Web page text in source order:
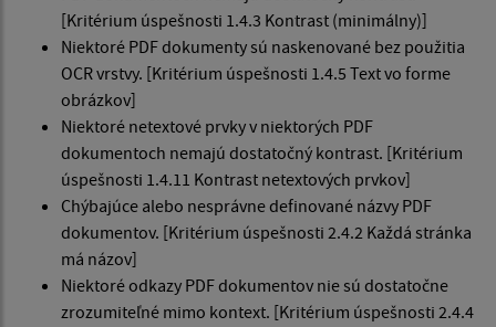
[Kritérium úspešnosti 1.4.3 Kontrast (minimálny)]
Niektoré PDF dokumenty sú naskenované bez použitia
OCR vrstvy. [Kritérium úspešnosti 1.4.5 Text vo forme
obrázkov]
Niektoré netextové prvky v niektorých PDF
dokumentoch nemajú dostatočný kontrast. [Kritérium
úspešnosti 1.4.11 Kontrast netextových prvkov]
Chýbajúce alebo nesprávne definované názvy PDF
dokumentov. [Kritérium úspešnosti 2.4.2 Každá stránka
má názov]
Niektoré odkazy PDF dokumentov nie sú dostatočne
zrozumiteľné mimo kontext. [Kritérium úspešnosti 2.4.4